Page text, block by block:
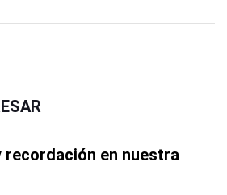
recordación en nuestra